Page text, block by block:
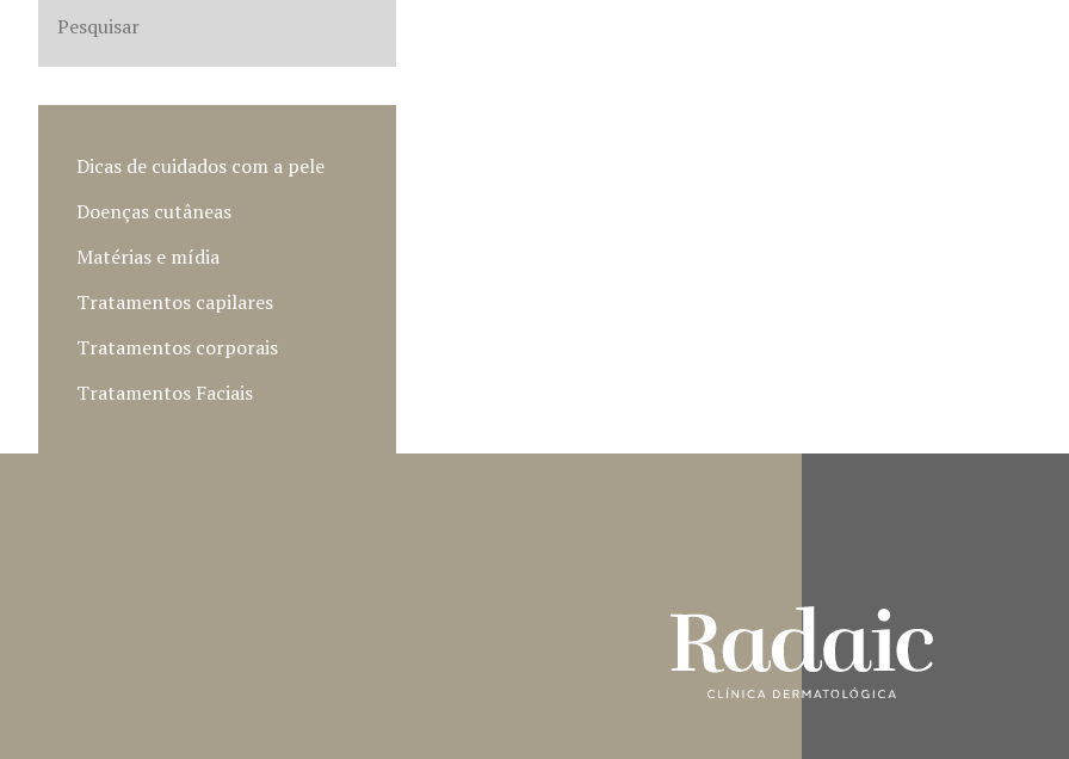
Dicas de cuidados com a pele
Doenças cutâneas
Matérias e mídia
Tratamentos capilares
Tratamentos corporais
Tratamentos Faciais